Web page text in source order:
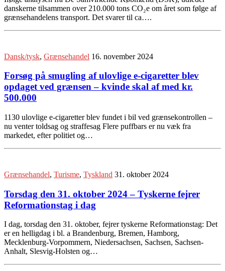
danskerne tilsammen over 210.000 tons CO₂e om året som følge af
grænsehandelens transport. Det svarer til ca….
Dansk/tysk, Grænsehandel 16. november 2024
Forsøg på smugling af ulovlige e-cigaretter blev
opdaget ved grænsen – kvinde skal af med kr.
500.000
1130 ulovlige e-cigaretter blev fundet i bil ved grænsekontrollen –
nu venter toldsag og straffesag Flere puffbars er nu væk fra
markedet, efter politiet og…
Grænsehandel, Turisme, Tyskland 31. oktober 2024
Torsdag den 31. oktober 2024 – Tyskerne fejrer
Reformationstag i dag
I dag, torsdag den 31. oktober, fejrer tyskerne Reformationstag: Det
er en helligdag i bl. a Brandenburg, Bremen, Hamborg,
Mecklenburg-Vorpommern, Niedersachsen, Sachsen, Sachsen-
Anhalt, Slesvig-Holsten og…